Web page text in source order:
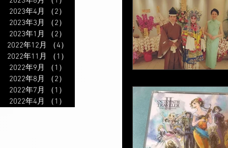
2023年4月
（2）
2023年3月
（2）
2023年1月
（2）
2022年12月
（4）
2022年11月
（1）
2022年9月
（1）
2022年8月
（2）
2022年7月
（1）
2022年4月
（1）